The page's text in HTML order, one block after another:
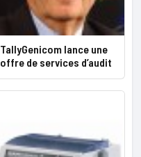
TallyGenicom lance une
offre de services d’audit